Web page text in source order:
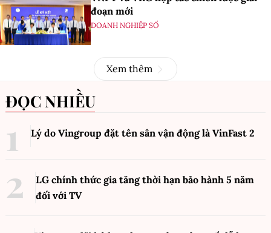
đoạn mới
DOANH NGHIỆP SỐ
Xem thêm
ĐỌC NHIỀU
Lý do Vingroup đặt tên sân vận động là VinFast 2
LG chính thức gia tăng thời hạn bảo hành 5 năm
đối với TV